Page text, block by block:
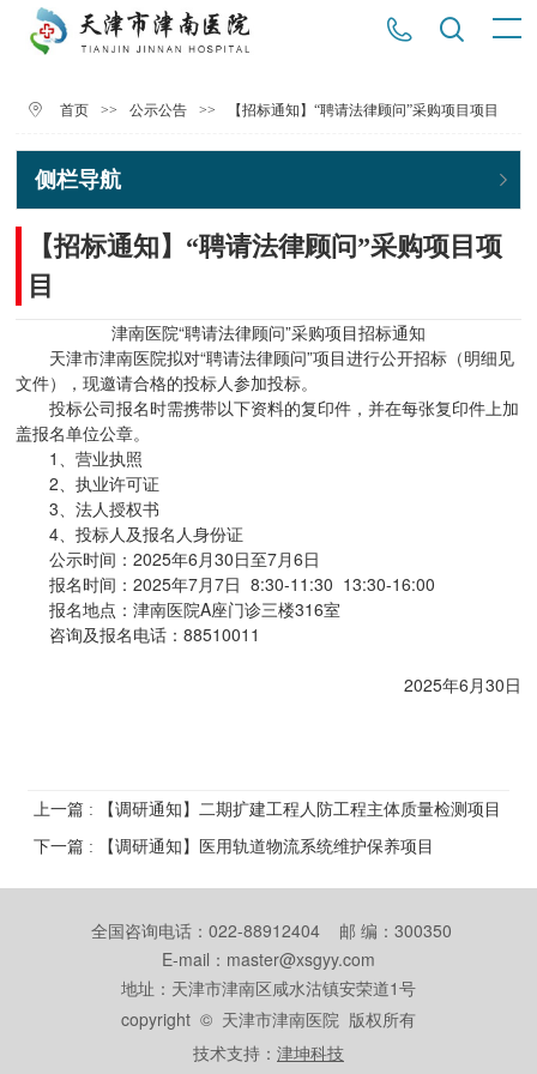
首页 >> 公示公告 >> 【招标通知】“聘请法律顾问”采购项目项目
侧栏导航
【招标通知】“聘请法律顾问”采购项目项
目
津南医院“聘请法律顾问”采购项目招标通知
天津市津南医院拟对“聘请法律顾问”项目进行公开招标（明细见
文件），现邀请合格的投标人参加投标。
投标公司报名时需携带以下资料的复印件，并在每张复印件上加
盖报名单位公章。
1、营业执照
2、执业许可证
3、法人授权书
4、投标人及报名人身份证
公示时间：2025年6月30日至7月6日
报名时间：2025年7月7日 8:30-11:30 13:30-16:00
报名地点：津南医院A座门诊三楼316室
咨询及报名电话：88510011
2025年6月30日
上一篇 : 【调研通知】二期扩建工程人防工程主体质量检测项目
下一篇 : 【调研通知】医用轨道物流系统维护保养项目
全国咨询电话：022-88912404 邮 编：300350
E-mail：master@xsgyy.com
地址：天津市津南区咸水沽镇安荣道1号
copyright © 天津市津南医院 版权所有
技术支持： 津坤科技